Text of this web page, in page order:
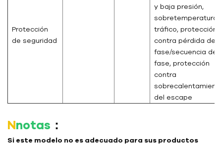
Protección
de seguridad
y baja presión,
sobretemperatura,
tráfico, protección
contra pérdida de
fase/secuencia de
fase, protección
contra
del escape
Nnotas ：
Si este modelo no es adecuado para sus productos